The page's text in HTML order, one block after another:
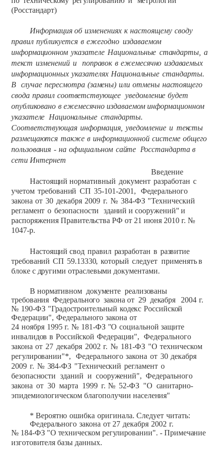
(Росстандарт)
Информация об изменениях к настоящему своду
правил публикуется в ежегодно издаваемом
информационном указателе Национальные стандарты,
а
текст изменений и поправок в ежемесячно издаваемых
информационных указателях Национальные стандарты.
В случае пересмотра (замены) или отмены настоящего
свода правил соответствующее уведомление будет
опубликовано в ежемесячно издаваемом информационном
указателе Национальные стандарты.
Соответствующая информация, уведомление и тексты
размещаются также в информационной системе общего
пользования - на официальном сайте Росстандартав
сети Интернет
Введение
Настоящий нормативный документ разработан с
учетом требований СП 35-101-2001,
Федерального
закона от 30 декабря 2009 г. № 384-ФЗ "Технический
регламент о безопасности зданий исооружений" и
распоряжения Правительства РФ от 21 июня 2010 г. №
1047-р.
Настоящий свод правил разработан в развитие
требований СП 59.13330, который следует применятьв
блоке сдругими отраслевыми документами.
В нормативном документе реализованы
требования Федерального закона от 29 декабря 2004 г.
№ 190-ФЗ "Градостроительный кодекс Российской
Федерации", Федерального закона от
24 ноября 1995 г. № 181-ФЗ "О социальной защите
инвалидов в Российской Федерации",
Федерального
закона от 27 декабря 2002 г. № 181-ФЗ "О техническом
регулировании"*,
Федерального закона от 30 декабря
2009 г. № 384-ФЗ "Технический регламент о
безопасности
зданий и сооружений", Федерального
закона от 30 марта 1999 г. № 52-ФЗ "О санитарно-
эпидемиологическом благополучии населения"
* Вероятно ошибка оригинала. Следует читать:
Федерального закона от 27 декабря 2002 г.
№ 184-ФЗ "О техническом регулировании". - Примечание
изготовителя базы данных.